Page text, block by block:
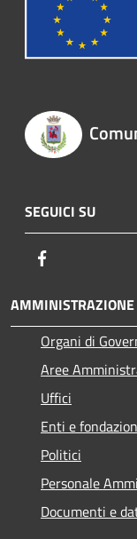
SEGUICI SU
AMMINISTRAZIONE
Organi di
Aree
Uffici
Enti e
Politici
Personale
Documenti e